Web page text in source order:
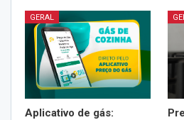
GERAL
Aplicativo de gás: